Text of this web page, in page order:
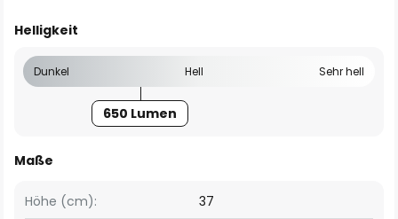
Helligkeit
Dunkel Hell Sehr hell
650 Lumen
Maße
Höhe (cm):
37